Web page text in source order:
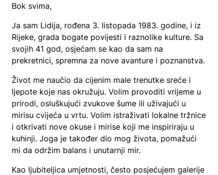
Bok svima,
Ja sam Lidija, rođena 3. listopada 1983. godine, i iz
Rijeke, grada bogate povijesti i raznolike kulture. Sa
svojih 41 god, osjećam se kao da sam na
prekretnici, spremna za nove avanture i poznanstva.
Život me naučio da cijenim male trenutke sreće i
ljepote koje nas okružuju. Volim provoditi vrijeme u
prirodi, osluškujući zvukove šume ili uživajući u
mirisu cvijeća u vrtu. Volim istraživati lokalne tržnice
i otkrivati nove okuse i mirise koji me inspiriraju u
kuhinji. Joga je također dio mog života, pomažući
mi da održim balans i unutarnji mir.
Kao ljubiteljica umjetnosti, često posjećujem galerije